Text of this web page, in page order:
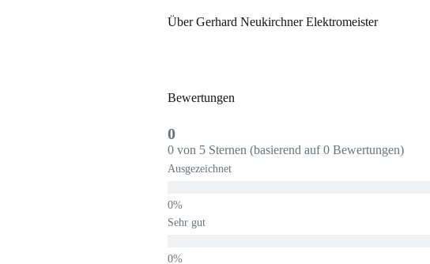
Über Gerhard Neukirchner Elektromeister
Bewertungen
0
0 von 5 Sternen (basierend auf 0 Bewertungen)
Ausgezeichnet
Sehr gut